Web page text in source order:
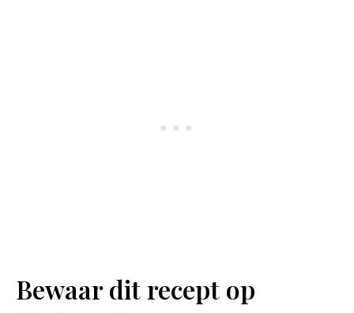
Bewaar dit recept op